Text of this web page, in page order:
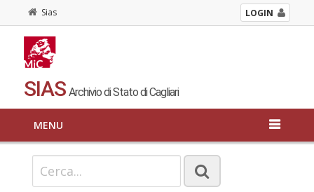
Sias LOGIN
SIAS Archivio di Stato di Cagliari
MENU